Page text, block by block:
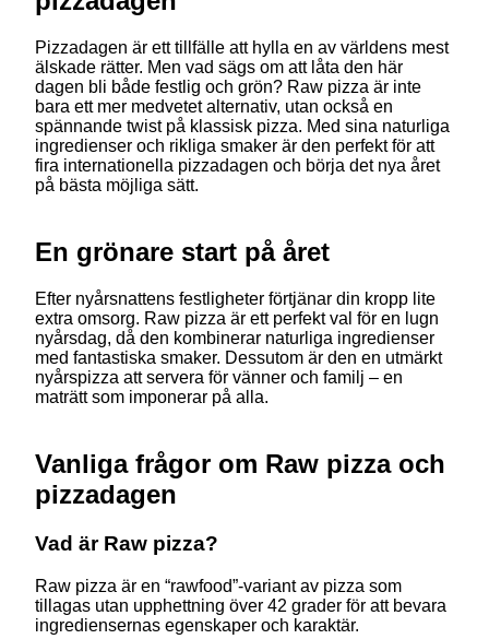
Pizzadagen är ett tillfälle att hylla en av världens mest
älskade rätter. Men vad sägs om att låta den här
dagen bli både festlig och grön? Raw pizza är inte
bara ett mer medvetet alternativ, utan också en
spännande twist på klassisk pizza. Med sina naturliga
ingredienser och rikliga smaker är den perfekt för att
fira internationella pizzadagen och börja det nya året
på bästa möjliga sätt.
En grönare start på året
Efter nyårsnattens festligheter förtjänar din kropp lite
extra omsorg. Raw pizza är ett perfekt val för en lugn
nyårsdag, då den kombinerar naturliga ingredienser
med fantastiska smaker. Dessutom är den en utmärkt
nyårspizza att servera för vänner och familj – en
maträtt som imponerar på alla.
Vanliga frågor om Raw pizza och
pizzadagen
Vad är Raw pizza?
Raw pizza är en “rawfood”-variant av pizza som
tillagas utan upphettning över 42 grader för att bevara
ingrediensernas egenskaper och karaktär.